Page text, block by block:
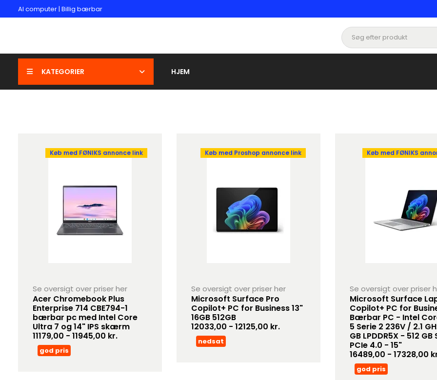
AI computer | Billig bærbar
KATEGORIER HJEM
Køb med FØNIKS annonce link
Se oversigt over priser her
Acer Chromebook Plus
Enterprise 714 CBE794-1
bærbar pc med Intel Core
Ultra 7 og 14" IPS skærm
11179,00 - 11945,00 kr.
god pris
Køb med Proshop annonce link
Se oversigt over priser her
Microsoft Surface Pro
Copilot+ PC for Business 13"
16GB 512GB
12033,00 - 12125,00 kr.
nedsat
Køb med FØNIKS
Se oversigt over priser
Microsoft Surface
Copilot+ PC for
Bærbar PC - Intel
5 Serie 2 236V / 2.1
GB LPDDR5X - 512 GB
PCIe 4.0 - 15"
16489,00 - 17328,00
god pris